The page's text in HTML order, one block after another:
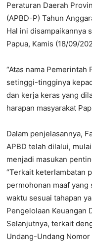
Peraturan Daerah
(APBD-P) Tahun
Hal ini disampaikannya
Papua, Kamis (18/09/
“Atas nama
setinggi-tingginya
dan kerja keras yang
harapan masyarakat
Dalam penjelasannya,
APBD telah dilalui,
menjadi masukan
“Terkait keterlambatan
permohonan maaf
waktu sesuai tahapan
Pengelolaan Keuangan
Selanjutnya, terkait
Undang-Undang